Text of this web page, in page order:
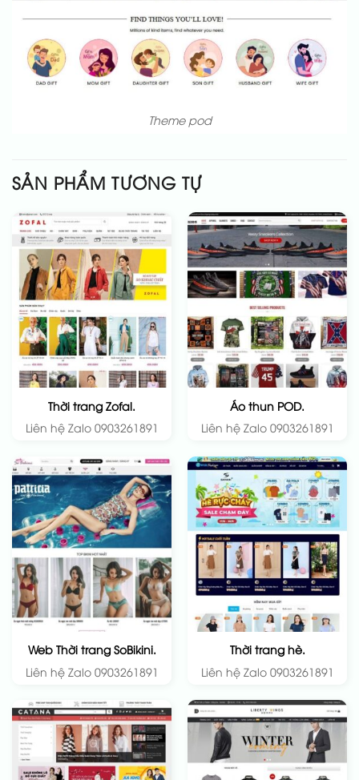
Theme pod
SẢN PHẨM TƯƠNG TỰ
Thời trang Zofal.
Liên hệ Zalo 0903261891
Áo thun POD.
Liên hệ Zalo 0903261891
Web Thời trang SoBikini.
Liên hệ Zalo 0903261891
Thời trang hè.
Liên hệ Zalo 0903261891